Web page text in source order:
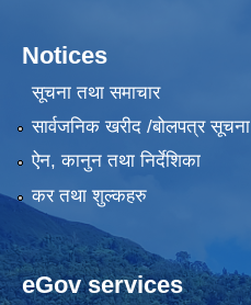
Notices
सूचना तथा समाचार
सार्वजनिक खरीद /बोलपत्र सूचना
ऐन, कानुन तथा निर्देशिका
कर तथा शुल्कहरु
eGov services